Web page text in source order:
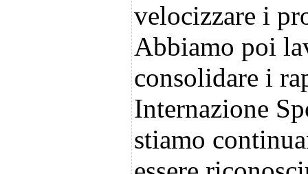
velocizzare i
Abbiamo poi
consolidare i
Internazione
stiamo